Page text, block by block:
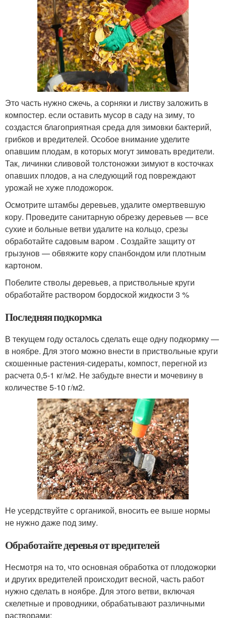
Это часть нужно сжечь, а сорняки и листву заложить в
компостер. если оставить мусор в саду на зиму, то
создастся благоприятная среда для зимовки бактерий,
грибков и вредителей. Особое внимание уделите
опавшим плодам, в которых могут зимовать вредители.
Так, личинки сливовой толстоножки зимуют в косточках
опавших плодов, а на следующий год повреждают
урожай не хуже плодожорок.
Осмотрите штамбы деревьев, удалите омертвевшую
кору. Проведите санитарную обрезку деревьев — все
сухие и больные ветви удалите на кольцо, срезы
обработайте садовым варом . Создайте защиту от
грызунов — обвяжите кору спанбондом или плотным
картоном.
Побелите стволы деревьев, а приствольные круги
обработайте раствором бордоской жидкости 3 %
Последняя подкормка
В текущем году осталось сделать еще одну подкормку —
в ноябре. Для этого можно внести в приствольные круги
скошенные растения-сидераты, компост, перегной из
расчета 0,5-1 кг/м2. Не забудьте внести и мочевину в
количестве 5-10 г/м2.
Не усердствуйте с органикой, вносить ее выше нормы
не нужно даже под зиму.
Обработайте деревья от вредителей
Несмотря на то, что основная обработка от плодожорки
и других вредителей происходит весной, часть работ
нужно сделать в ноябре. Для этого ветви, включая
скелетные и проводники, обрабатывают различными
растворами: